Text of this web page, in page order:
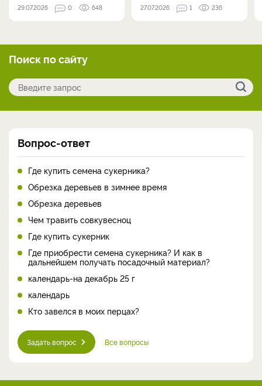
29.07.2026 0 648 27.07.2026 1 236
Поиск по сайту
Вопрос-ответ
Где купить семена сукерника?
Обрезка деревьев в зимнее время
Обрезка деревьев
Чем травить совкувесноц
Где купить сукерник
Где приобрести семена сукерника? И как в
дальнейшем получать посадочный материал?
календарь-на декабрь 25 г
календарь
Кто завелся в моих перцах?
Задать вопрос Все вопросы